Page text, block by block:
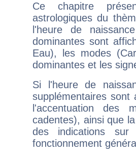
Ce chapitre
astrologiques du
l'heure de
dominantes sont
Eau), les modes
dominantes et les
Si l'heure de
supplémentaires sont
l'accentuation des
cadentes), ainsi que
des indications sur
fonctionnement